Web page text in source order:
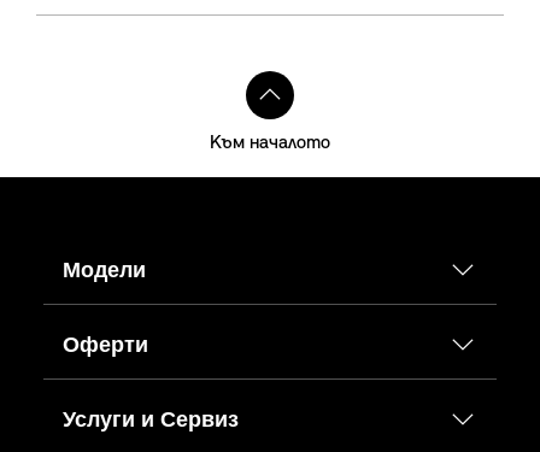
Към началото
Модели
Оферти
Услуги и Сервиз